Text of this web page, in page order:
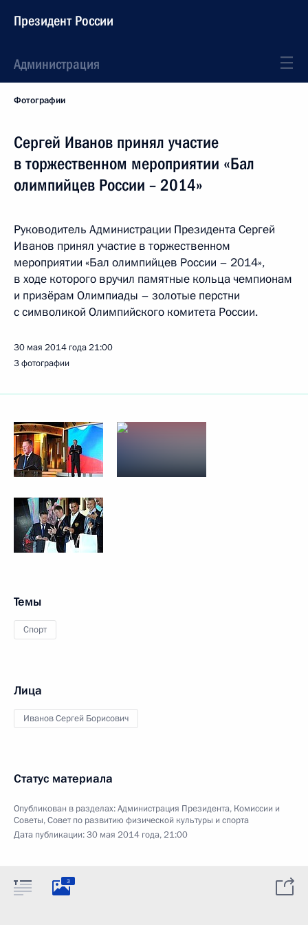
Президент России
Администрация
Фотографии
Сергей Иванов принял участие
в торжественном мероприятии «Бал
олимпийцев России – 2014»
Руководитель Администрации Президента Сергей
Иванов принял участие в торжественном
мероприятии «Бал олимпийцев России – 2014»,
в ходе которого вручил памятные кольца чемпионам
и призёрам Олимпиады – золотые перстни
с символикой Олимпийского комитета России.
30 мая 2014 года21:00
3 фотографии
Темы
Спорт
Лица
Иванов Сергей Борисович
Статус материала
Опубликован в разделах:Администрация Президента, Комиссии и
Советы,Совет по развитию физической культуры и спорта
Дата публикации:30 мая 2014 года, 21:00
3